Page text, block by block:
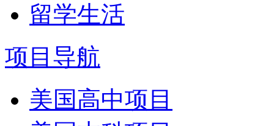
留学生活
项目导航
美国高中项目